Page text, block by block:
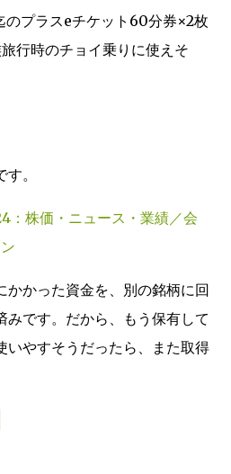
のプラスeチケット60分券×2枚
行時のチョイ乗りに使えそ
。
：株価・ニュース・業績／会
かかった資金を、別の銘柄に回
みです。だから、もう保有して
いやすそうだったら、また取得